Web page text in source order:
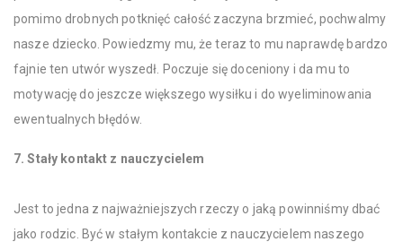
pomimo drobnych potknięć całość zaczyna brzmieć, pochwalmy
nasze dziecko. Powiedzmy mu, że teraz to mu naprawdę bardzo
fajnie ten utwór wyszedł. Poczuje się doceniony i da mu to
motywację do jeszcze większego wysiłku i do wyeliminowania
ewentualnych błędów.
7. Stały kontakt z nauczycielem
Jest to jedna z najważniejszych rzeczy o jaką powinniśmy dbać
jako rodzic. Być w stałym kontakcie z nauczycielem naszego